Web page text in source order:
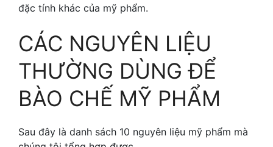
đặc tính khác của mỹ phẩm.
CÁC NGUYÊN LIỆU
THƯỜNG DÙNG ĐỂ
BÀO CHẾ MỸ PHẨM
Sau đây là danh sách 10 nguyên liệu mỹ phẩm mà